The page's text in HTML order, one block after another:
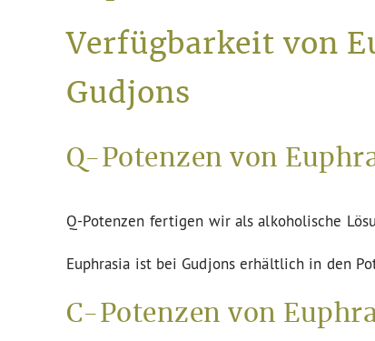
Verfügbarkeit von
Gudjons
Q-Potenzen von
Q-Potenzen fertigen wir als alkoholische
Euphrasia ist bei Gudjons erhältlich in den
C-Potenzen von